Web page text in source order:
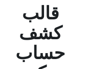
قالب
كشف
حساب